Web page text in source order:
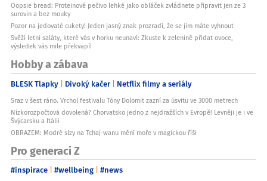
Oopsie bread: Proteinové pečivo lehké jako obláček zvládnete připravit jen ze 3
surovin a bez mouky
Pozor na jedovaté cukety! Jeden jasný znak prozradí, že se jim máte vyhnout
Svěží letní saláty, které vás v horku neunaví: Zkuste k zelenině přidat ovoce,
výsledek vás mile překvapí!
Hobby a zábava
BLESK Tlapky Divoký kačer Netflix filmy a seriály
Sraz v šest ráno. Vrchol festivalu Tóny Dolomit zazní za úsvitu ve 3000 metrech
Nízkorozpočtová dovolená? Chorvatsko jedno z nejdražších v Evropě! Levněji je i ve
Švýcarsku a Itálii
OBRAZEM: Modré slzy na Tchaj-wanu mění moře v magickou říši
Pro generaci Z
#inspirace #wellbeing #news